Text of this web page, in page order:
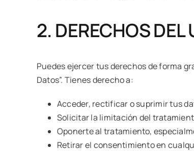
2. DERECHOS DEL
Puedes ejercer tus derechos de forma
Datos”. Tienes derecho a:
Acceder, rectificar o suprimir tus
Solicitar la limitación del
Oponerte al tratamiento,
Retirar el consentimiento en